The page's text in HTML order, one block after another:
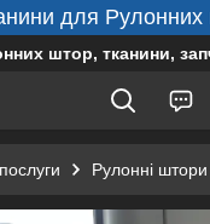
для Рулонних
штор, тканини,
Рулонні штори